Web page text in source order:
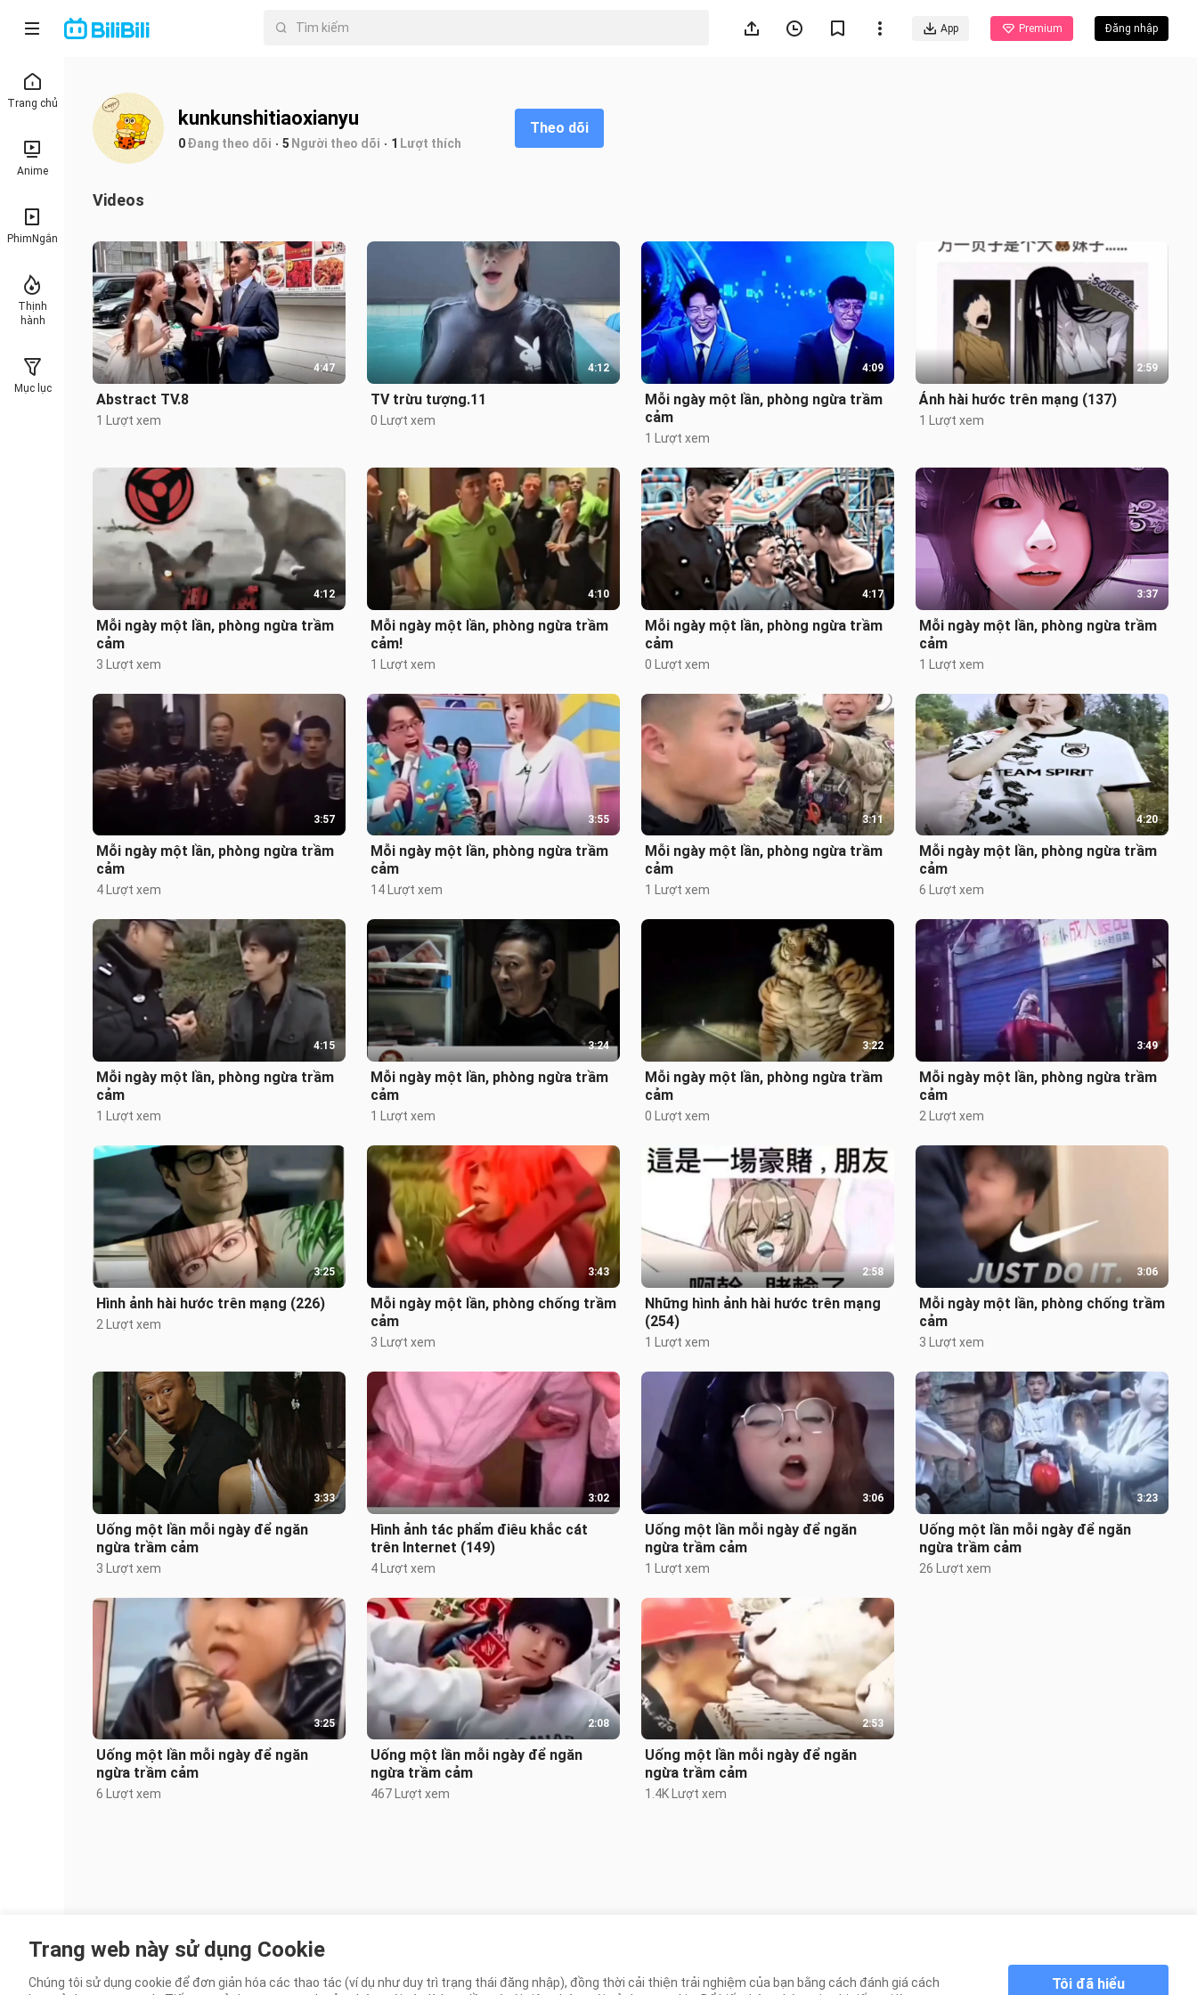
App Premium Đăng nhập
Trang chủ
Anime
PhimNgắn
Thịnh
hành
Mục lục
kunkunshitiaoxianyu
0Đang theo dõi 5 Người theo dõi 1 Lượt thích
Theo dõi
Videos
4:47
Abstract TV.8
1 Lượt xem
4:12
TV trừu tượng.11
0 Lượt xem
4:09
Mỗi ngày một lần, phòng ngừa trầm
cảm
1 Lượt xem
2:59
Ảnh hài hước trên mạng (137)
1 Lượt xem
4:12
Mỗi ngày một lần, phòng ngừa trầm
cảm
3 Lượt xem
4:10
Mỗi ngày một lần, phòng ngừa trầm
cảm!
1 Lượt xem
4:17
Mỗi ngày một lần, phòng ngừa trầm
cảm
0 Lượt xem
3:37
Mỗi ngày một lần, phòng ngừa trầm
cảm
1 Lượt xem
3:57
Mỗi ngày một lần, phòng ngừa trầm
cảm
4 Lượt xem
3:55
Mỗi ngày một lần, phòng ngừa trầm
cảm
14 Lượt xem
3:11
Mỗi ngày một lần, phòng ngừa trầm
cảm
1 Lượt xem
4:20
Mỗi ngày một lần, phòng ngừa trầm
cảm
6 Lượt xem
4:15
Mỗi ngày một lần, phòng ngừa trầm
cảm
1 Lượt xem
3:24
Mỗi ngày một lần, phòng ngừa trầm
cảm
1 Lượt xem
3:22
Mỗi ngày một lần, phòng ngừa trầm
cảm
0 Lượt xem
3:49
Mỗi ngày một lần, phòng ngừa trầm
cảm
2 Lượt xem
3:25
Hình ảnh hài hước trên mạng (226)
2 Lượt xem
3:43
Mỗi ngày một lần, phòng chống trầm
cảm
3 Lượt xem
2:58
Những hình ảnh hài hước trên mạng
(254)
1 Lượt xem
3:06
Mỗi ngày một lần, phòng chống trầm
cảm
3 Lượt xem
3:33
Uống một lần mỗi ngày để ngăn
ngừa trầm cảm
3 Lượt xem
3:02
Hình ảnh tác phẩm điêu khắc cát
trên Internet (149)
4 Lượt xem
3:06
Uống một lần mỗi ngày để ngăn
ngừa trầm cảm
1 Lượt xem
3:23
Uống một lần mỗi ngày để ngăn
ngừa trầm cảm
26 Lượt xem
3:25
Uống một lần mỗi ngày để ngăn
ngừa trầm cảm
6 Lượt xem
2:08
Uống một lần mỗi ngày để ngăn
ngừa trầm cảm
467 Lượt xem
2:53
Uống một lần mỗi ngày để ngăn
ngừa trầm cảm
1.4K Lượt xem
Trang web này sử dụng Cookie
Chúng tôi sử dụng cookie để đơn giản hóa các thao tác (ví dụ như duy trì trạng thái đăng nhập), đồng thời cải thiện trải nghiệm của bạn bằng cách đánh giá cách
Tôi đã hiểu